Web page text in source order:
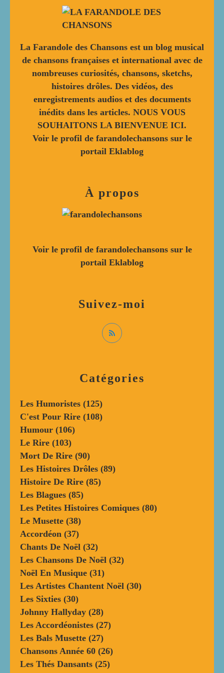
Catégories
Les Humoristes (125)
C'est Pour Rire (108)
Humour (106)
Le Rire (103)
Mort De Rire (90)
Les Histoires Drôles (89)
Histoire De Rire (85)
Les Blagues (85)
Les Petites Histoires Comiques (80)
Le Musette (38)
Accordéon (37)
Chants De Noël (32)
Les Chansons De Noël (32)
Noël En Musique (31)
Les Artistes Chantent Noël (30)
Les Sixties (30)
Johnny Hallyday (28)
Les Accordéonistes (27)
Les Bals Musette (27)
Chansons Année 60 (26)
Les Thés Dansants (25)
La Farandole des Chansons est un blog musical
de chansons françaises et international avec de
nombreuses curiosités, chansons, sketchs,
histoires drôles. Des vidéos, des
enregistrements audios et des documents
inédits dans les articles. NOUS VOUS
SOUHAITONS LA BIENVENUE ICI.
Voir le profil de farandolechansonssur le
portail Eklablog
Suivez-moi
À propos
Voir le profil de farandolechansonssur le
portail Eklablog